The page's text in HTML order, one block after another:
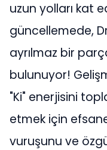
uzun yolları kat
güncellemede,
ayrılmaz bir
bulunuyor!
"Ki" enerjisini
etmek için
vuruşunu ve